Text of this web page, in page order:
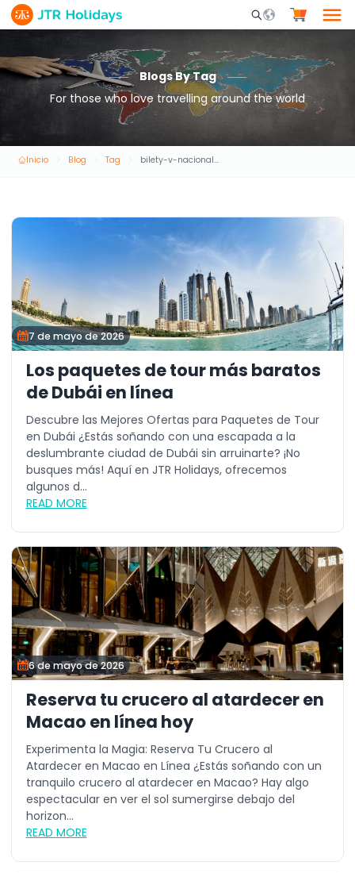
Mobile Search
Blogs By Tag
For those who love travelling around the world
Inicio Blog Tag bilety-v-nacionalnyi-akvarium-abu-dabi
7 de mayo de 2026
Los paquetes de tour más baratos
de Dubái en línea
Descubre las Mejores Ofertas para Paquetes de Tour
en Dubái ¿Estás soñando con una escapada a la
deslumbrante ciudad de Dubái sin arruinarte? ¡No
busques más! Aquí en JTR Holidays, ofrecemos
algunos d...
READ MORE
6 de mayo de 2026
Reserva tu crucero al atardecer en
Macao en línea hoy
Experimenta la Magia: Reserva Tu Crucero al
Atardecer en Macao en Línea ¿Estás soñando con un
tranquilo crucero al atardecer en Macao? Hay algo
espectacular en ver el sol sumergirse debajo del
horizon...
READ MORE